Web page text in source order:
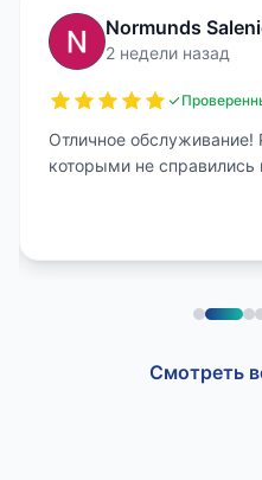
Normunds
2 недели назад
Отличное
которыми не справились
Смотреть